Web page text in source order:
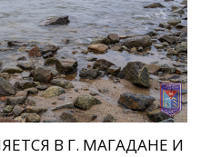
В Г. МАГАДАНЕ И